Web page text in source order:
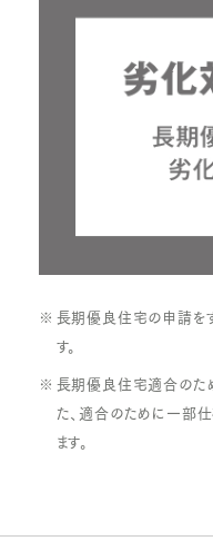
長期優良住宅の申請を
す。
長期優良住宅適合のた
た、適合のために一部
ます。